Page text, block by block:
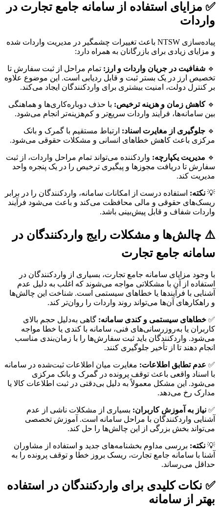
✅ مزایای استفاده از سامانه جامع تجارت در
واردات
پیاده‌سازی NTSW باعث تغییرات چشمگیر در مدیریت واردات شده
و مزایای زیادی برای بازرگانان به همراه دارد:
🔹 شفافیت در جریان واردات و ارز: تمام مراحل از ثبت سفارش تا
تخصیص ارز در یک بستر ثبت و قابل ردیابی است. این موضوع علاوه
بر کنترل دولت، امنیت بیشتری برای واردکنندگان ایجاد می‌کند.
🔹کاهش زمان و هزینه ترخیص: با حذف دوباره‌کاری‌ها و هماهنگی
بین سامانه‌ها، فرآیند واردات سریع‌تر و کم‌هزینه‌تر انجام می‌شود.
🔹 جلوگیری از مغایرت اسناد: ارتباط مستقیم با گمرک و بانک
مرکزی باعث کاهش خطاهای انسانی و مشکلات حقوقی می‌شود.
🔹 مدیریت یکپارچه: واردکننده می‌تواند تمام مراحل واردات، از ثبت
سفارش تا دریافت مجوزها و پیگیری ترخیص را در یک پنجره واحد
مدیریت کند.
💡 نکته: استفاده درست از امکانات سامانه، واردکنندگان را در برابر
ریسک‌های حقوقی و مالی محافظت می‌کند و باعث می‌شود فرآیند
واردات شفاف و قابل پیش‌بینی باشد.
⚠️ چالش‌ها و مشکلات رایج واردکنندگان در
سامانه جامع تجارت
با وجود مزایای سامانه جامع تجارت، بسیاری از واردکنندگان در
استفاده از آن با مشکلاتی مواجه می‌شوند که اغلب به دلیل عدم
آشنایی با فرآیندها یا خطاهای سیستمی است. شناخت این چالش‌ها
و راهکارهای آن‌ها می‌تواند روند واردات را روان‌تر کند.
✅ خطاهای سیستمی و کندی سامانه: گاهی به‌دلیل حجم بالای
کاربران یا به‌روزرسانی‌های فنی، سامانه با کندی یا خطا مواجه
می‌شود. واردکنندگان باید ثبت سفارش‌ها را با زمان‌بندی مناسب
انجام دهند تا از تأخیر جلوگیری کنند.
✅ عدم تطابق اطلاعات: مغایرت میان اطلاعات ثبت‌شده در سامانه
با اسناد واقعی باعث توقف پرونده در گمرک و بانک مرکزی
می‌شود. این مشکل معمولاً به دلیل بی‌دقتی در ثبت اطلاعات کالا یا
مدارک رخ می‌دهد.
✅ نیاز به آموزش کاربران: بسیاری از مشکلات ناشی از عدم
آشنایی واردکنندگان با مراحل سامانه است. آموزش تخصصی
می‌تواند بخش بزرگی از این چالش‌ها را حل کند.
💡 نکته: بررسی مداوم بخشنامه‌های جدید و استفاده از مشاوران
آشنا با سامانه جامع تجارت، ریسک بروز خطا و توقف پرونده را به
حداقل می‌رساند.
✅ نکات کلیدی برای واردکنندگان در استفاده
بهتر از سامانه